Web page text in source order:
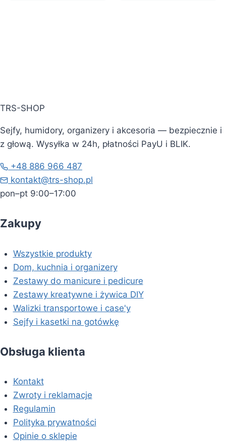
TRS-SHOP
Sejfy, humidory, organizery i akcesoria — bezpiecznie i
z głową. Wysyłka w 24h, płatności PayU i BLIK.
+48 886 966 487
kontakt@trs-shop.pl
pon–pt 9:00–17:00
Zakupy
Wszystkie produkty
Dom, kuchnia i organizery
Zestawy do manicure i pedicure
Zestawy kreatywne i żywica DIY
Walizki transportowe i case'y
Sejfy i kasetki na gotówkę
Obsługa klienta
Kontakt
Zwroty i reklamacje
Regulamin
Polityka prywatności
Opinie o sklepie